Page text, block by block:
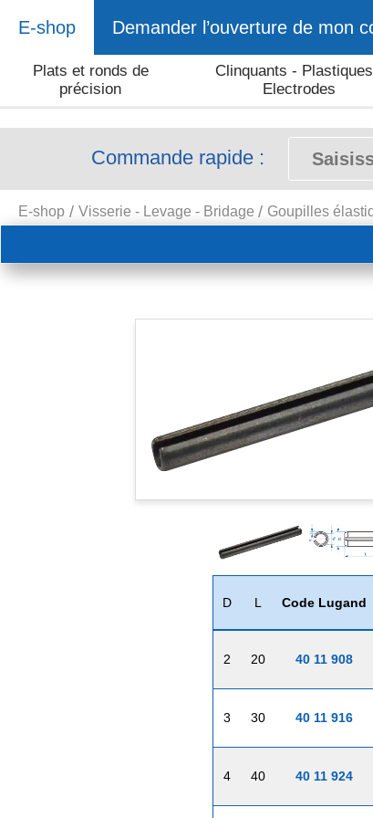
E-shop Demander l’ouverture de mon
Plats et ronds de
précision
Clinquants -
Electrodes
Commande rapide :
E-shop Visserie - Levage - Bridage Goupilles
D L Code Lugand
2 20 40 11 908
3 30 40 11 916
4 40 40 11 924